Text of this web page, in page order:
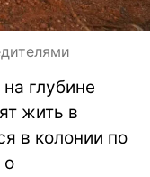
глубине
жить в
в колонии по
о